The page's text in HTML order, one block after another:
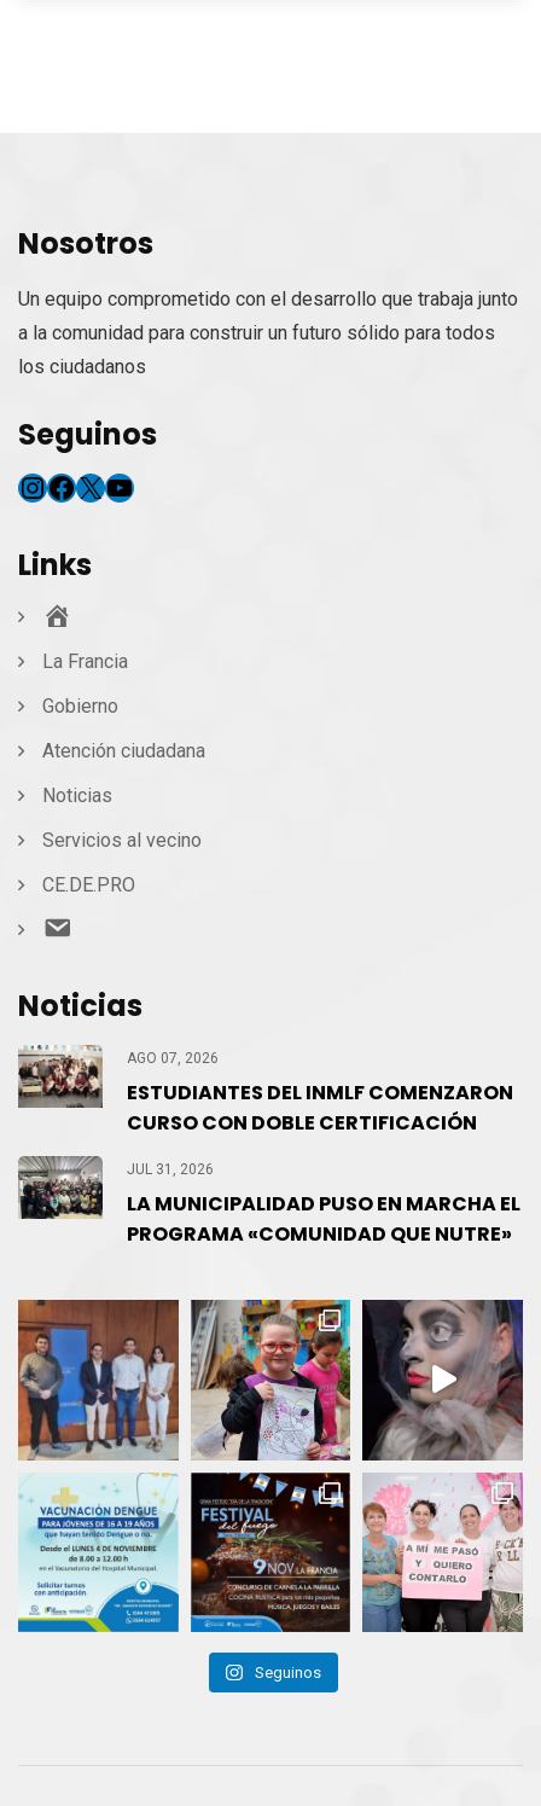
Nosotros
Un equipo comprometido con el desarrollo que trabaja junto
a la comunidad para construir un futuro sólido para todos
los ciudadanos
Seguinos
Instagram
Facebook
X YouTube
Links
La Francia
Gobierno
Atención ciudadana
Noticias
Servicios al vecino
CE.DE.PRO
Noticias
AGO 07, 2026
ESTUDIANTES DEL INMLF COMENZARON
CURSO CON DOBLE CERTIFICACIÓN
JUL 31, 2026
LA MUNICIPALIDAD PUSO EN MARCHA EL
PROGRAMA «COMUNIDAD QUE NUTRE»
Seguinos